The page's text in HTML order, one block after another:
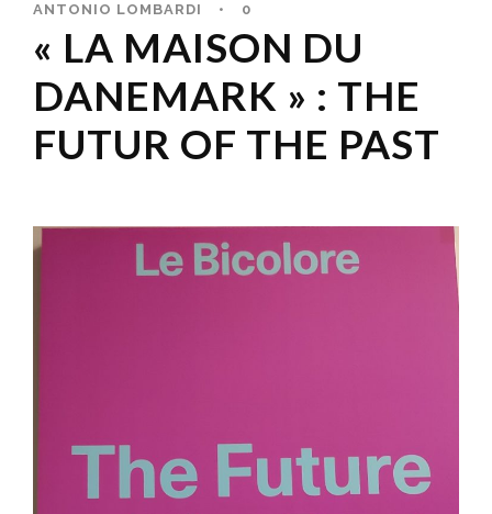
ANTONIO LOMBARDI • 0
« LA MAISON DU
DANEMARK » : THE
FUTUR OF THE PAST